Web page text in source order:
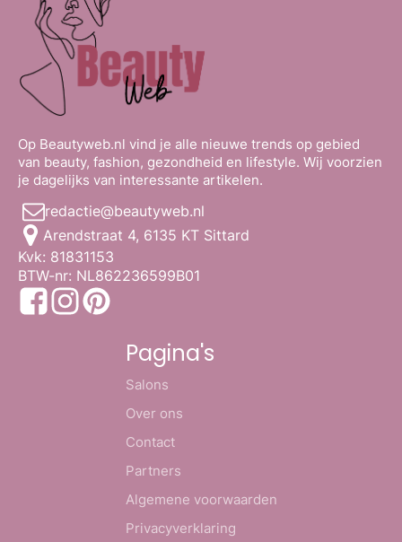
Op Beautyweb.nl vind je alle nieuwe trends op gebied
van beauty, fashion, gezondheid en lifestyle. Wij voorzien
je dagelijks van interessante artikelen.
redactie@beautyweb.nl
Arendstraat 4, 6135 KT Sittard
Kvk: 81831153
BTW-nr: NL862236599B01
Pagina's
Salons
Over ons
Contact
Partners
Algemene voorwaarden
Privacyverklaring